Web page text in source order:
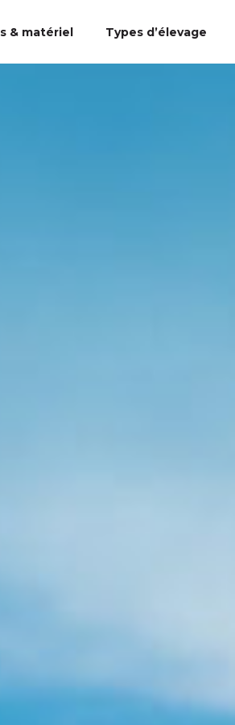
& matériel Types d’élevage